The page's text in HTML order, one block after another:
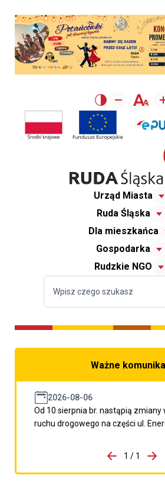
Urząd Miasta
Ruda Śląska
Dla mieszkańca
Gospodarka
Rudzkie NGO
Ważne
2026-08-06
Od 10 sierpnia br. nastąpią zmiany
ruchu drogowego na części ul.
porzpedniego komunikatu
1 / 1